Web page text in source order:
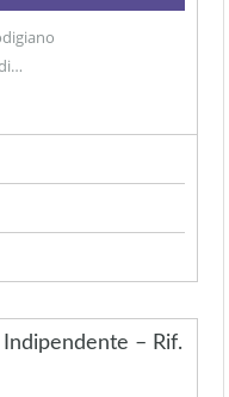
– Rif.